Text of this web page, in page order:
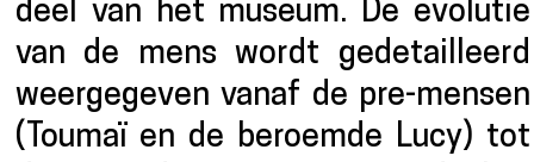
deel van het museum. De evolutie
van de mens wordt gedetailleerd
weergegeven vanaf de pre-mensen
(Toumaï en de beroemde Lucy) tot